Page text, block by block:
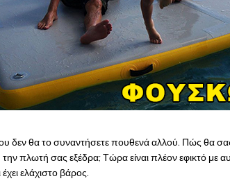
δεν θα το συναντήσετε πουθενά αλλού. Πώς θα
την πλωτή σας εξέδρα; Τώρα είναι πλέον εφικτό
έχει ελάχιστο βάρος.